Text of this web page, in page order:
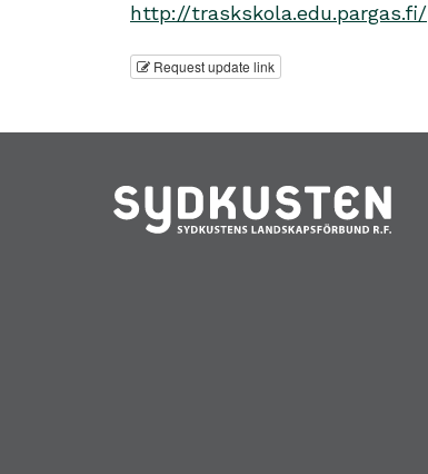
http://traskskola.edu.pargas.fi/
Request update link